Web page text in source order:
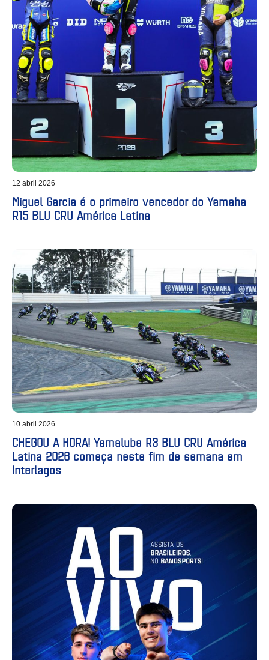
12 abril 2026
Miguel Garcia é o primeiro vencedor do Yamaha
R15 BLU CRU América Latina
10 abril 2026
CHEGOU A HORA! Yamalube R3 BLU CRU América
Latina 2026 começa neste fim de semana em
Interlagos